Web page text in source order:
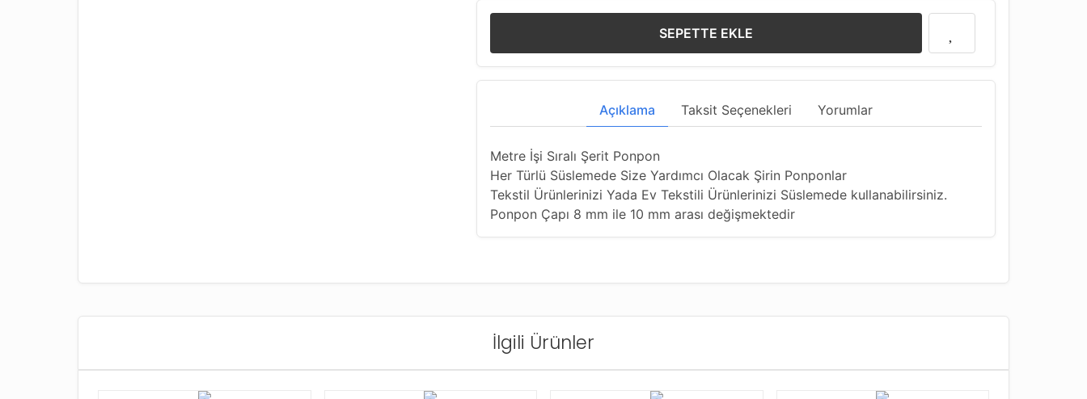
SEPETTE EKLE
Açıklama Taksit Seçenekleri Yorumlar
Metre İşi Sıralı Şerit Ponpon
Her Türlü Süslemede Size Yardımcı Olacak Şirin Ponponlar
Tekstil Ürünlerinizi Yada Ev Tekstili Ürünlerinizi Süslemede kullanabilirsiniz.
Ponpon Çapı 8 mm ile 10 mm arası değişmektedir
İlgili Ürünler